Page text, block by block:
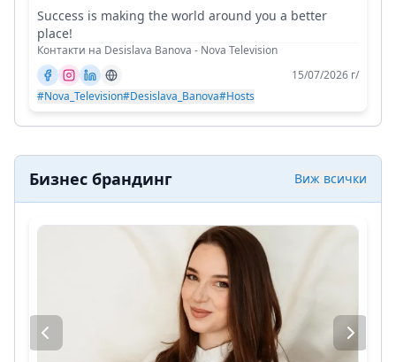
Success is making the world around you a better
place!
Контакти на Desislava Banova - Nova Television
15/07/2026 г/
#Nova_Television#Desislava_Banova#Hosts
Бизнес брандинг Виж всички